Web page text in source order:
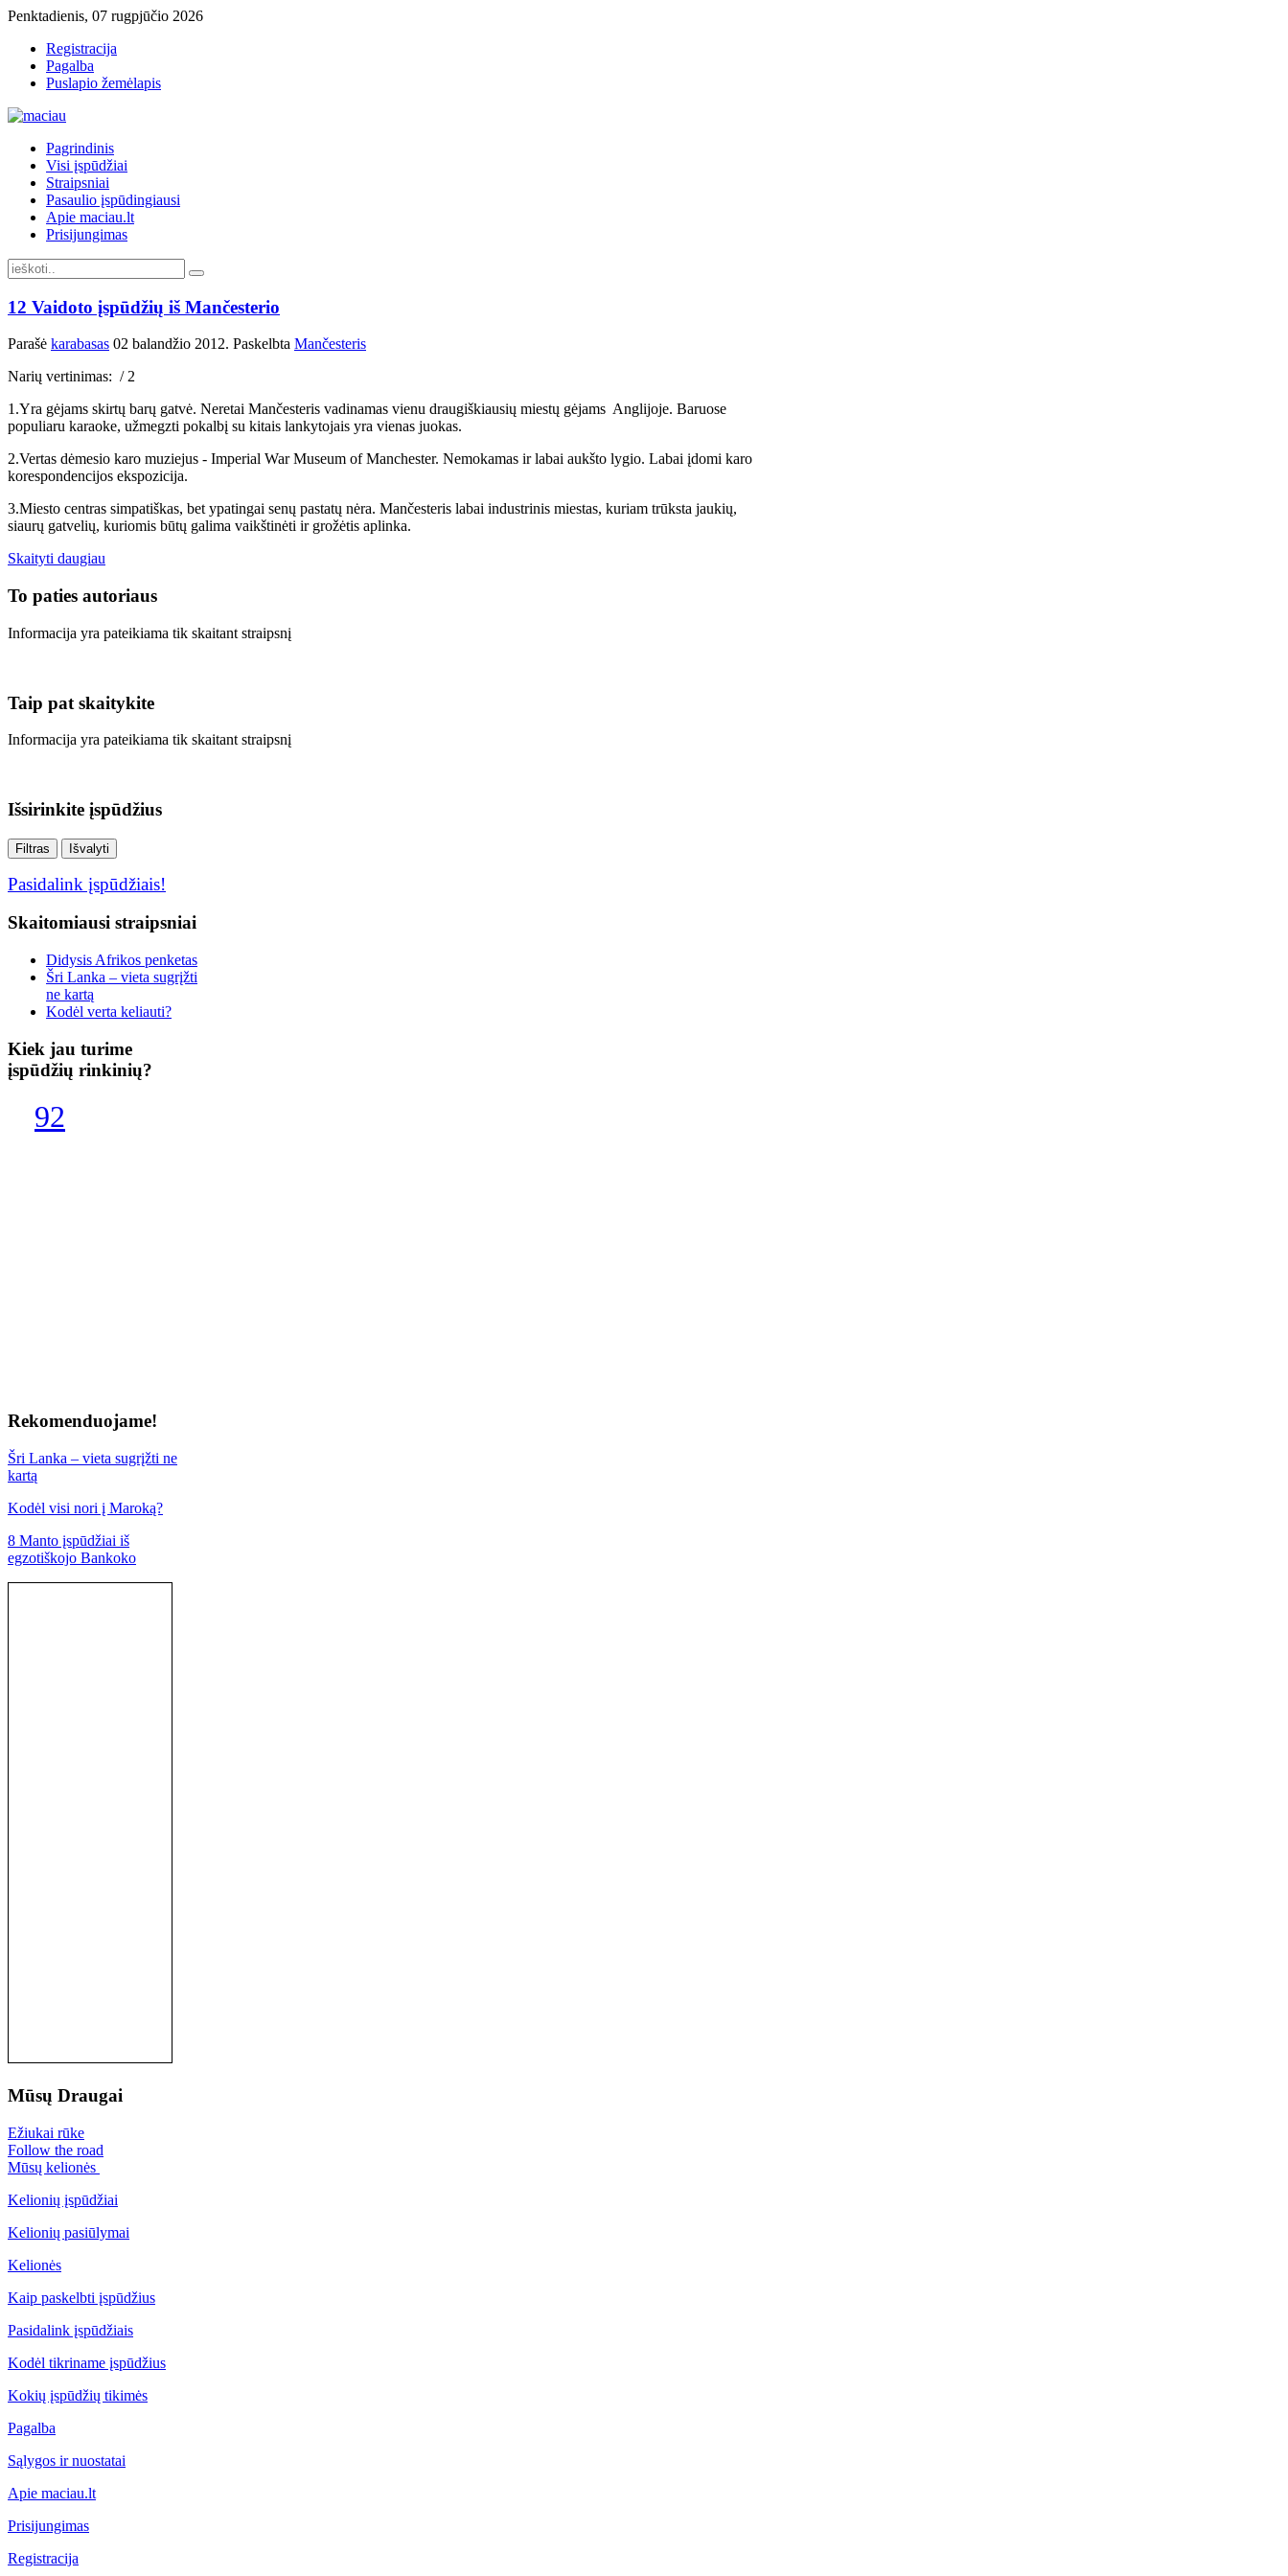
Penktadienis, 07 rugpjūčio 2026
Registracija
Pagalba
Puslapio žemėlapis
Pagrindinis
Visi įspūdžiai
Straipsniai
Pasaulio įspūdingiausi
Apie maciau.lt
Prisijungimas
12 Vaidoto įspūdžių iš Mančesterio
Parašė karabasas 02 balandžio 2012. Paskelbta Mančesteris
Narių vertinimas: / 2
1.Yra gėjams skirtų barų gatvė. Neretai Mančesteris vadinamas vienu draugiškiausių miestų gėjams Anglijoje. Baruose
populiaru karaoke, užmegzti pokalbį su kitais lankytojais yra vienas juokas.
2.Vertas dėmesio karo muziejus - Imperial War Museum of Manchester. Nemokamas ir labai aukšto lygio. Labai įdomi karo
korespondencijos ekspozicija.
3.Miesto centras simpatiškas, bet ypatingai senų pastatų nėra. Mančesteris labai industrinis miestas, kuriam trūksta jaukių,
siaurų gatvelių, kuriomis būtų galima vaikštinėti ir grožėtis aplinka.
Skaityti daugiau
To paties autoriaus
Informacija yra pateikiama tik skaitant straipsnį
Taip pat skaitykite
Informacija yra pateikiama tik skaitant straipsnį
Išsirinkite įspūdžius
Pasidalink įspūdžiais!
Skaitomiausi straipsniai
Didysis Afrikos penketas
Šri Lanka – vieta sugrįžti
ne kartą
Kodėl verta keliauti?
Kiek jau turime
įspūdžių rinkinių?
92
Rekomenduojame!
Šri Lanka – vieta sugrįžti ne
kartą
Kodėl visi nori į Maroką?
8 Manto įspūdžiai iš
egzotiškojo Bankoko
Mūsų Draugai
Ežiukai rūke
Follow the road
Mūsų kelionės
Kelionių įspūdžiai
Kelionių pasiūlymai
Kelionės
Kaip paskelbti įspūdžius
Pasidalink įspūdžiais
Kodėl tikriname įspūdžius
Kokių įspūdžių tikimės
Pagalba
Sąlygos ir nuostatai
Apie maciau.lt
Prisijungimas
Registracija